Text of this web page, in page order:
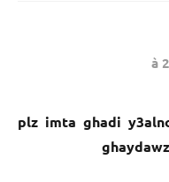
plz imta ghadi